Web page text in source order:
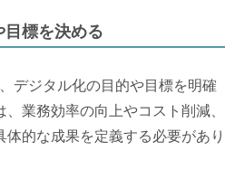
標を決める
デジタル化の目的や目標を明確
業務効率の向上やコスト削減、
的な成果を定義する必要があり